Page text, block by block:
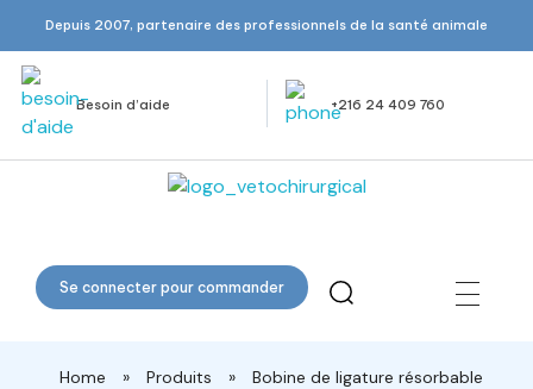
Depuis 2007, partenaire des professionnels de la santé animale
Besoin d’aide +216 24 409 760
Veto Chirurgical
Se connecter pour commander
Home » Produits »
Bobine de ligature résorbable